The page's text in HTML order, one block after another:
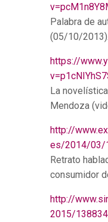
Palabra de
(05/10/2013).
https://
La
Mendoza
http://
es/2014/03/
Retrato
consumidor
http://
2015/